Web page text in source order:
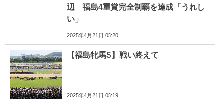
辺 福島4重賞完全制覇を達成「うれし
い」
2025年4月21日 05:20
【福島牝馬S】戦い終えて
2025年4月21日 05:19